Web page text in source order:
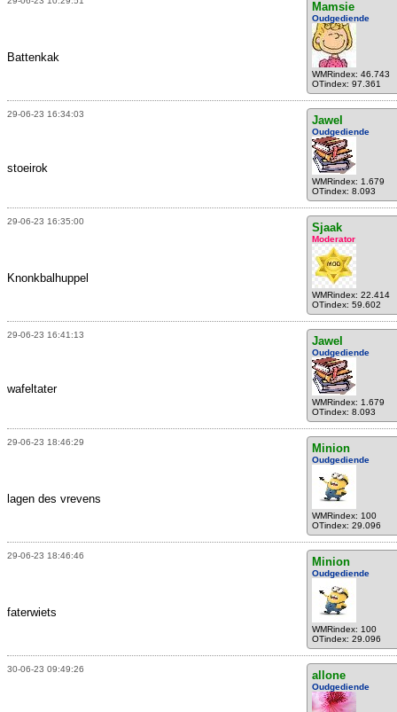
Mamsie
Oudgediende
WMRindex: 46.743
OTindex: 97.361
Battenkak
29-06-23 16:34:03 Jawel
Oudgediende
WMRindex: 1.679
OTindex: 8.093
stoeirok
29-06-23 16:35:00 Sjaak
Moderator
WMRindex: 22.414
OTindex: 59.602
Knonkbalhuppel
29-06-23 16:41:13 Jawel
Oudgediende
WMRindex: 1.679
OTindex: 8.093
wafeltater
29-06-23 18:46:29 Minion
Oudgediende
WMRindex: 100
OTindex: 29.096
lagen des vrevens
29-06-23 18:46:46 Minion
Oudgediende
WMRindex: 100
OTindex: 29.096
faterwiets
30-06-23 09:49:26 allone
Oudgediende